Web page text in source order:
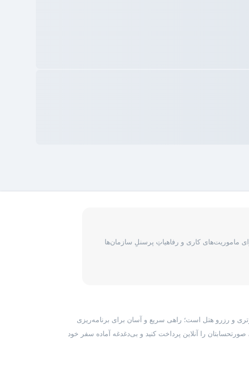
ماموریت‌های کاری و رفاهیاتِ پرسنلِ سازمان‌ها
و رزرو هتل است؛ راهی سریع و آسان برای برنامه‌ریزی
را آنلاین پرداخت کنید و بی‌دغدغه آماده سفر خود